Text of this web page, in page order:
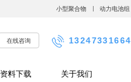
小型聚合物 动力电池组
在线咨询 13247331664
资料下载 关于我们